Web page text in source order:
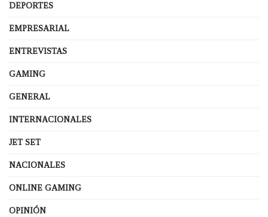
DEPORTES
EMPRESARIAL
ENTREVISTAS
GAMING
GENERAL
INTERNACIONALES
JET SET
NACIONALES
ONLINE GAMING
OPINIÓN